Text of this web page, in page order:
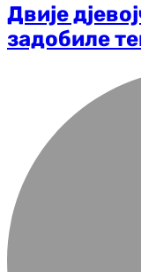
Двије
задобиле